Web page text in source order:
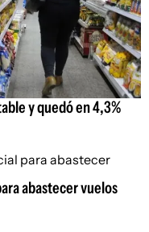
y quedó en 4,3%
abastecer vuelos